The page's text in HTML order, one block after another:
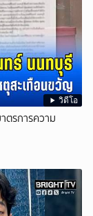
วิดีโอ
ตรการความ